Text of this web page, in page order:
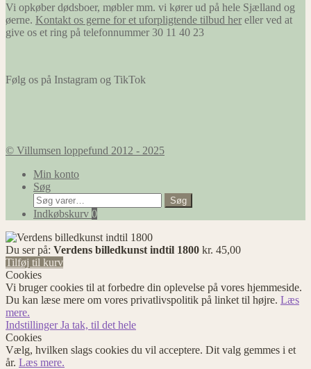
Vi opkøber dødsboer, møbler mm. vi kører ud på hele Sjælland og
øerne. Kontakt os gerne for et uforpligtende tilbud her eller ved at
give os et ring på telefonnummer 30 11 40 23
Følg os på Instagram og TikTok
© Villumsen loppefund 2012 - 2025
Min konto
Søg
Søg
efter:
Søg
Indkøbskurv 0
Du ser på: Verdens billedkunst indtil 1800 kr. 45,00
Tilføj til kurv
Cookies
Vi bruger cookies til at forbedre din oplevelse på vores hjemmeside.
Du kan læse mere om vores privatlivspolitik på linket til højre. Læs
mere.
IndstillingerJa tak, til det hele
Cookies
Vælg, hvilken slags cookies du vil acceptere. Dit valg gemmes i et
år. Læs mere.